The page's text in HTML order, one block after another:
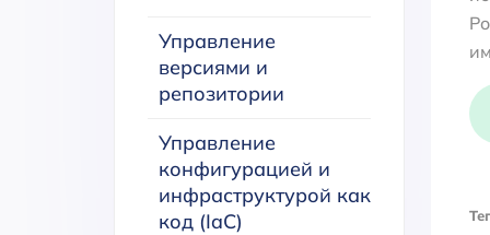
Управление
версиями и
репозитории
Управление
конфигурацией и
инфраструктурой как
код (IaC)